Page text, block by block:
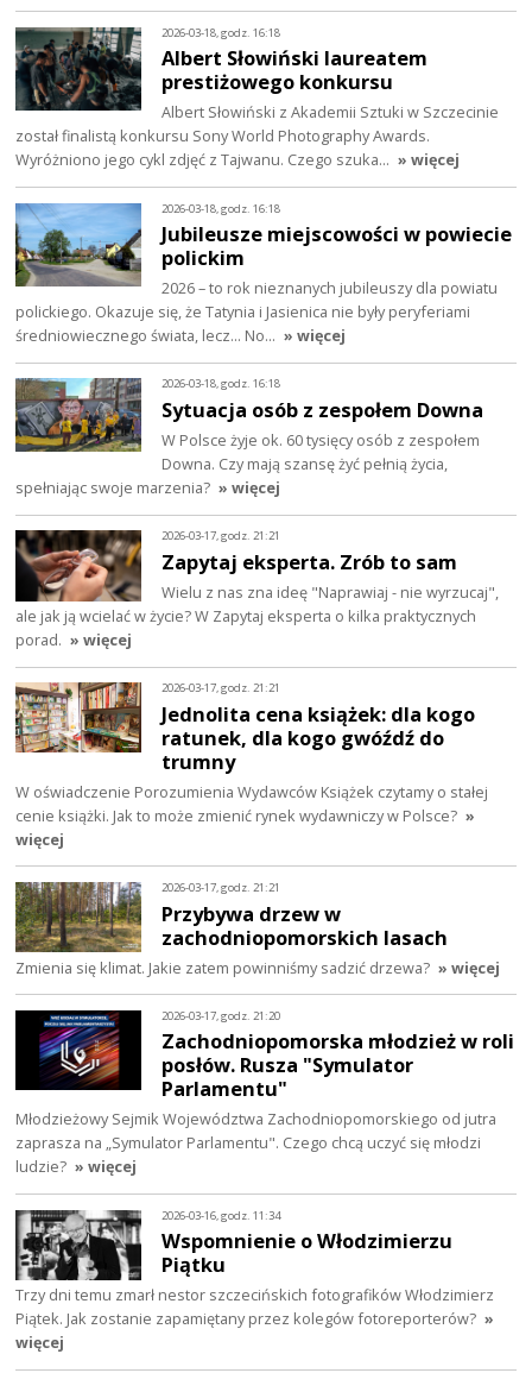
2026-03-18, godz. 16:18
Albert Słowiński laureatem
prestiżowego konkursu
Albert Słowiński z Akademii Sztuki w Szczecinie
został finalistą konkursu Sony World Photography Awards.
Wyróżniono jego cykl zdjęć z Tajwanu. Czego szuka… » więcej
2026-03-18, godz. 16:18
Jubileusze miejscowości w powiecie
polickim
2026 – to rok nieznanych jubileuszy dla powiatu
polickiego. Okazuje się, że Tatynia i Jasienica nie były peryferiami
średniowiecznego świata, lecz… No… » więcej
2026-03-18, godz. 16:18
Sytuacja osób z zespołem Downa
W Polsce żyje ok. 60 tysięcy osób z zespołem
Downa. Czy mają szansę żyć pełnią życia,
spełniając swoje marzenia? » więcej
2026-03-17, godz. 21:21
Zapytaj eksperta. Zrób to sam
Wielu z nas zna ideę "Naprawiaj - nie wyrzucaj",
ale jak ją wcielać w życie? W Zapytaj eksperta o kilka praktycznych
porad. » więcej
2026-03-17, godz. 21:21
Jednolita cena książek: dla kogo
ratunek, dla kogo gwóźdź do
trumny
W oświadczenie Porozumienia Wydawców Książek czytamy o stałej
cenie książki. Jak to może zmienić rynek wydawniczy w Polsce? »
więcej
2026-03-17, godz. 21:21
Przybywa drzew w
zachodniopomorskich lasach
Zmienia się klimat. Jakie zatem powinniśmy sadzić drzewa? » więcej
2026-03-17, godz. 21:20
Zachodniopomorska młodzież w roli
posłów. Rusza "Symulator
Parlamentu"
Młodzieżowy Sejmik Województwa Zachodniopomorskiego od jutra
zaprasza na „Symulator Parlamentu". Czego chcą uczyć się młodzi
ludzie? » więcej
2026-03-16, godz. 11:34
Wspomnienie o Włodzimierzu
Piątku
Trzy dni temu zmarł nestor szczecińskich fotografików Włodzimierz
Piątek. Jak zostanie zapamiętany przez kolegów fotoreporterów? »
więcej